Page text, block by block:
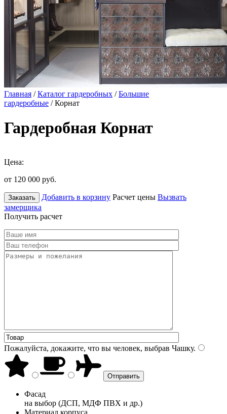
Главная /Каталог гардеробных /Большие
гардеробные / Корнат
Гардеробная Корнат
Цена:
от 120 000 руб.
Заказать Добавить в корзину Расчет цены Вызвать
замерщика
Получить расчет
Пожалуйста, докажите, что вы человек, выбрав Чашку.
Фасад
на выбор (ДСП, МДФ ПВХ и др.)
Материал корпуса